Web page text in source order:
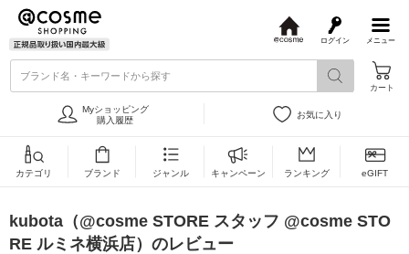
メニュー
ログイン
s
ブランド名・キーワードから探す
カート
Myショッピング
購入履歴
お気に入り
カテゴリ ブランド ジャンル キャンペーン ランキング eGIFT
kubota（@cosme STORE スタッフ @cosme STO
RE ルミネ横浜店）のレビュー